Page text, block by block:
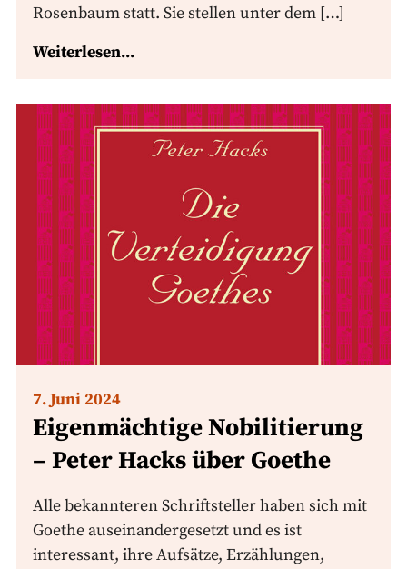
Rosenbaum statt. Sie stellen unter dem […]
Weiterlesen...
7. Juni 2024
Eigenmächtige Nobilitierung
– Peter Hacks über Goethe
Alle bekannteren Schriftsteller haben sich mit
Goethe auseinandergesetzt und es ist
interessant, ihre Aufsätze, Erzählungen,